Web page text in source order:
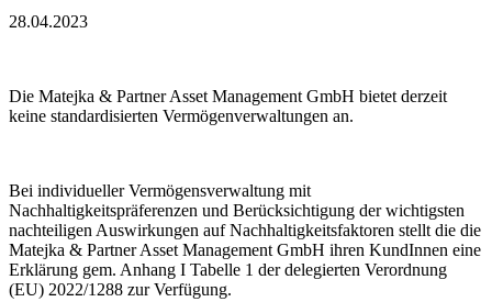
28.04.2023
Die Matejka & Partner Asset Management GmbH bietet derzeit
keine standardisierten Vermögenverwaltungen an.
Bei individueller Vermögensverwaltung mit
Nachhaltigkeitspräferenzen und Berücksichtigung der wichtigsten
nachteiligen Auswirkungen auf Nachhaltigkeitsfaktoren stellt die die
Matejka & Partner Asset Management GmbH ihren KundInnen eine
Erklärung gem. Anhang I Tabelle 1 der delegierten Verordnung
(EU) 2022/1288 zur Verfügung.